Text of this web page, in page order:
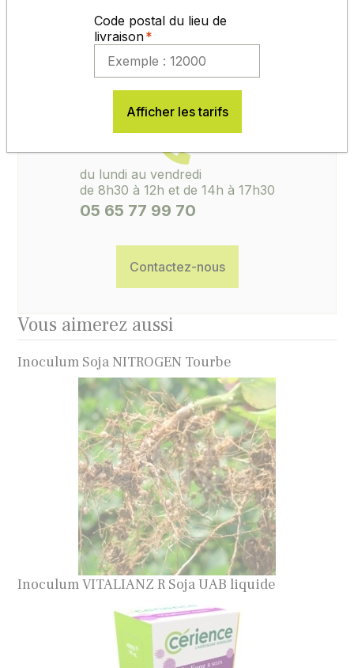
réclamation ne pourra être ouverte.
ACCUEIL, CONSEILS, SAV
du lundi au vendredi
de 8h30 à 12h et de 14h à 17h30
05 65 77 99 70
Contactez-nous
Vous aimerez aussi
Inoculum Soja NITROGEN Tourbe
Inoculum VITALIANZ R Soja UAB liquide
Code postal du lieu de
livraison
Afficher les tarifs